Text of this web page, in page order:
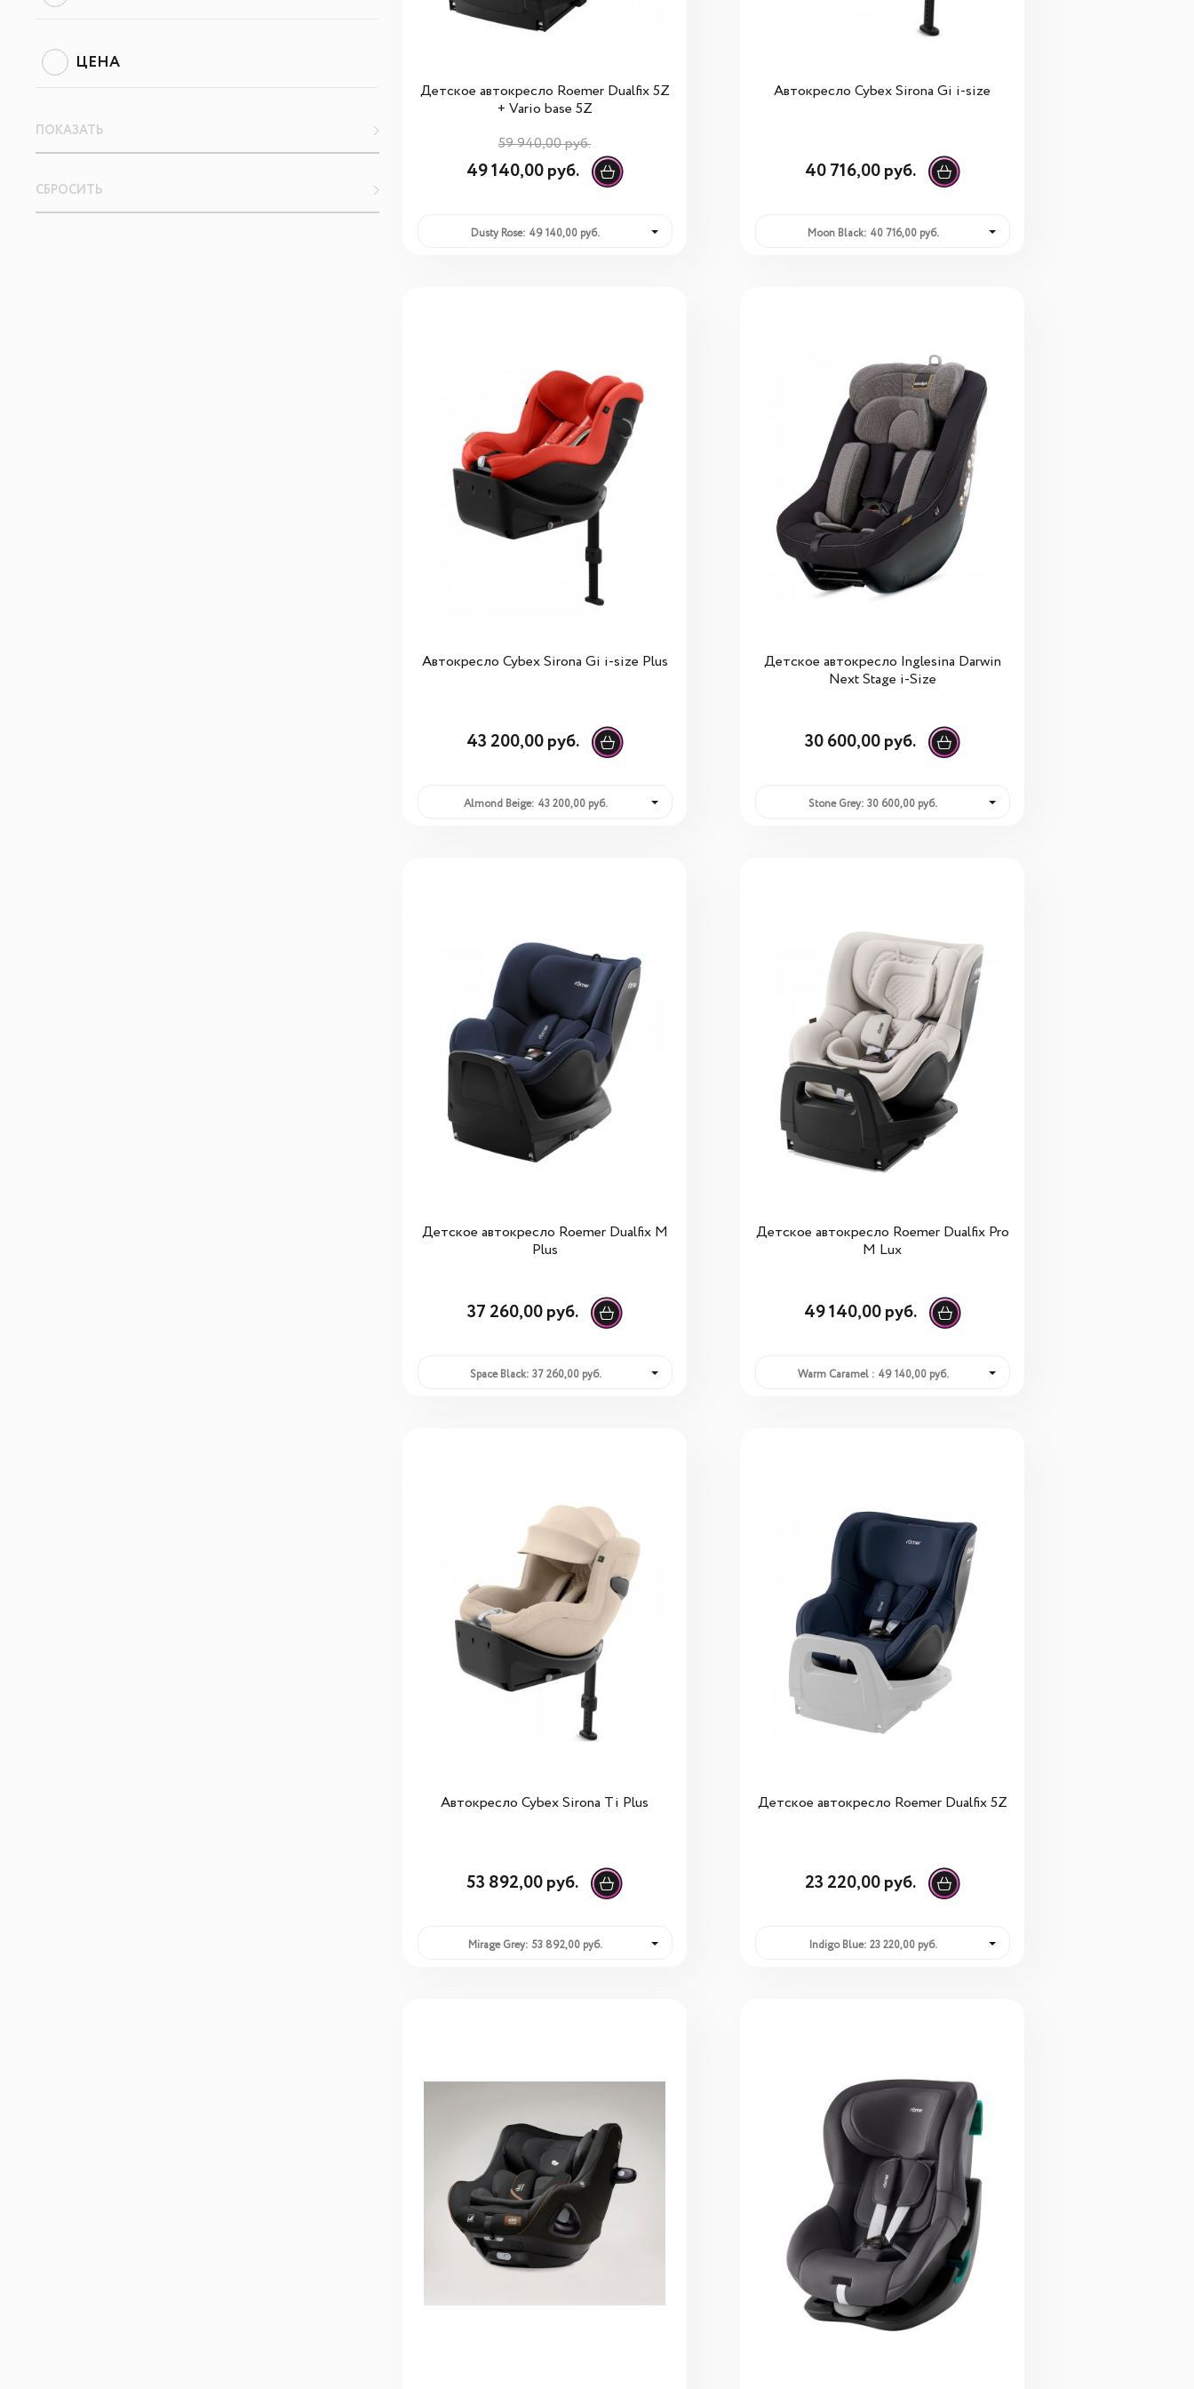
ЦЕНА
ПОКАЗАТЬ
СБРОСИТЬ
Детское автокресло Roemer Dualfix 5Z
+ Vario base 5Z
59 940,00 руб.
49 140,00 руб.
Dusty Rose: 49 140,00 руб.
Автокресло Cybex Sirona Gi i-size
40 716,00 руб.
Moon Black: 40 716,00 руб.
Автокресло Cybex Sirona Gi i-size Plus
43 200,00 руб.
Almond Beige: 43 200,00 руб.
Детское автокресло Inglesina Darwin
Next Stage i-Size
30 600,00 руб.
Stone Grey: 30 600,00 руб.
Детское автокресло Roemer Dualfix M
Plus
37 260,00 руб.
Space Black: 37 260,00 руб.
Детское автокресло Roemer Dualfix Pro
M Lux
49 140,00 руб.
Warm Caramel : 49 140,00 руб.
Автокресло Cybex Sirona Ti Plus
53 892,00 руб.
Mirage Grey: 53 892,00 руб.
Детское автокресло Roemer Dualfix 5Z
23 220,00 руб.
Indigo Blue: 23 220,00 руб.